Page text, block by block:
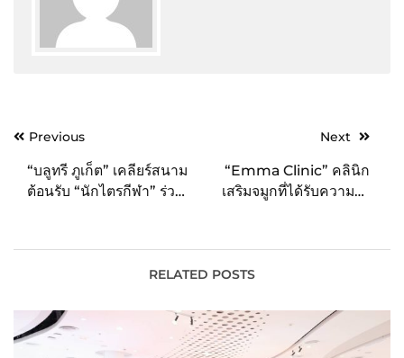
PostPrevious
“บลูทรี ภูเก็ต” เคลียร์สนาม
ต้อนรับ “นักไตรกีฬา” ร่วม
“Pho3nix Kids
Triathlon 2023” ในเดือน
Next
“Emma Clinic” คลินิก
เสริมจมูกที่ได้รับความไว้
RELATED POSTS